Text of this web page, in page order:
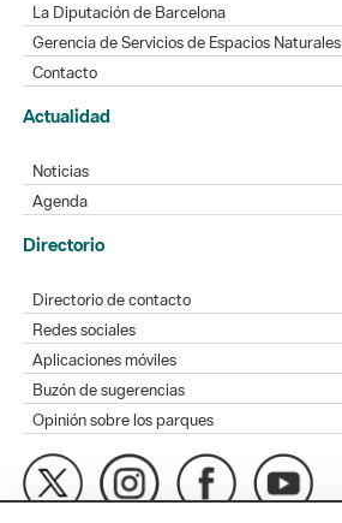
La Diputación de Barcelona
Gerencia de Servicios de Espacios Naturales
Contacto
Actualidad
Noticias
Agenda
Directorio
Directorio de contacto
Redes sociales
Aplicaciones móviles
Buzón de sugerencias
Opinión sobre los parques